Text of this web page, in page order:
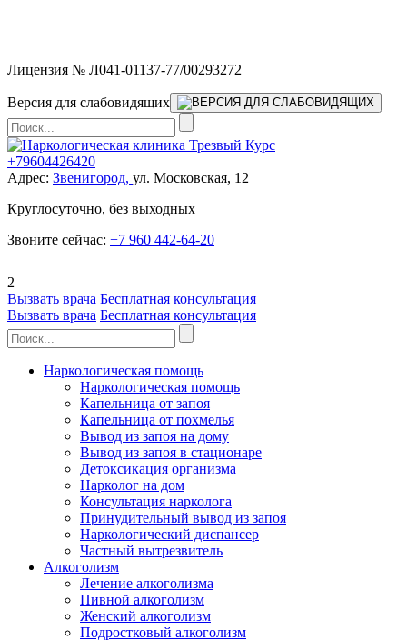
Лицензия № Л041-01137-77/00293272
Версия для слабовидящих
+79604426420
Адрес: Звенигород, ул. Московская, 12
Круглосуточно, без выходных
Звоните сейчас: +7 960 442-64-20
2
Вызвать врача Бесплатная консультация
Вызвать врача Бесплатная консультация
Наркологическая помощь
Наркологическая помощь
Капельница от запоя
Капельница от похмелья
Вывод из запоя на дому
Вывод из запоя в стационаре
Детоксикация организма
Нарколог на дом
Консультация нарколога
Принудительный вывод из запоя
Наркологический диспансер
Частный вытрезвитель
Алкоголизм
Лечение алкоголизма
Пивной алкоголизм
Женский алкоголизм
Подростковый алкоголизм